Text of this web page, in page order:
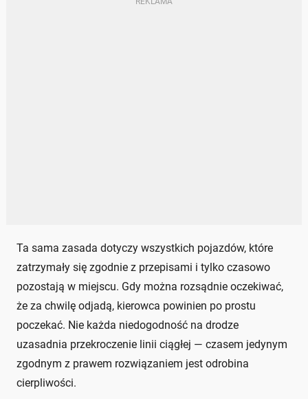
Ta sama zasada dotyczy wszystkich pojazdów, które
zatrzymały się zgodnie z przepisami i tylko czasowo
pozostają w miejscu. Gdy można rozsądnie oczekiwać,
że za chwilę odjadą, kierowca powinien po prostu
poczekać. Nie każda niedogodność na drodze
uzasadnia przekroczenie linii ciągłej — czasem jedynym
zgodnym z prawem rozwiązaniem jest odrobina
cierpliwości.